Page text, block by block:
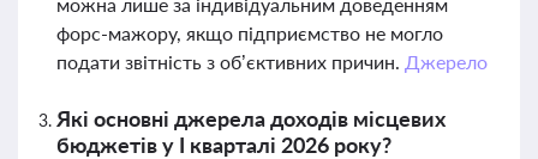
форс-мажору, якщо підприємство не могло
подати звітність з об’єктивних причин. Джерело
Які основні джерела доходів місцевих
бюджетів у І кварталі 2026 року?